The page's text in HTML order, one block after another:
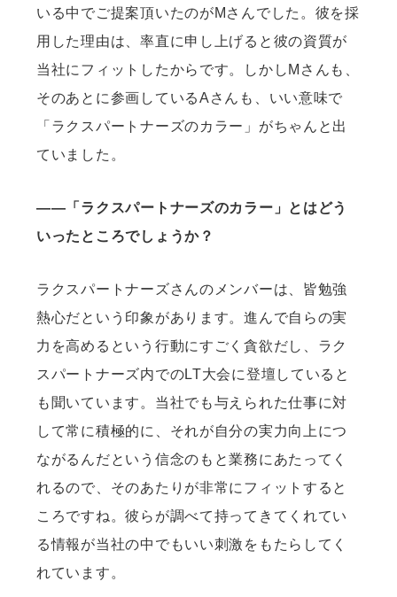
いる中でご提案頂いたのがMさんでした。彼を採
用した理由は、率直に申し上げると彼の資質が
当社にフィットしたからです。しかしMさんも、
そのあとに参画しているAさんも、いい意味で
「ラクスパートナーズのカラー」がちゃんと出
ていました。
——「ラクスパートナーズのカラー」とはどう
いったところでしょうか？
ラクスパートナーズさんのメンバーは、皆勉強
熱心だという印象があります。進んで自らの実
力を高めるという行動にすごく貪欲だし、ラク
スパートナーズ内でのLT大会に登壇していると
も聞いています。当社でも与えられた仕事に対
して常に積極的に、それが自分の実力向上につ
ながるんだという信念のもと業務にあたってく
れるので、そのあたりが非常にフィットすると
ころですね。彼らが調べて持ってきてくれてい
る情報が当社の中でもいい刺激をもたらしてく
れています。